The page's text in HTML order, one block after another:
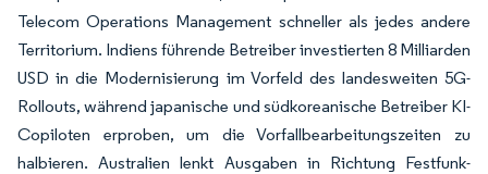
Telecom Operations Management schneller als jedes andere
Territorium. Indiens führende Betreiber investierten 8 Milliarden
USD in die Modernisierung im Vorfeld des landesweiten 5G-
Rollouts, während japanische und südkoreanische Betreiber KI-
Copiloten erproben, um die Vorfallbearbeitungszeiten zu
halbieren. Australien lenkt Ausgaben in Richtung Festfunk-